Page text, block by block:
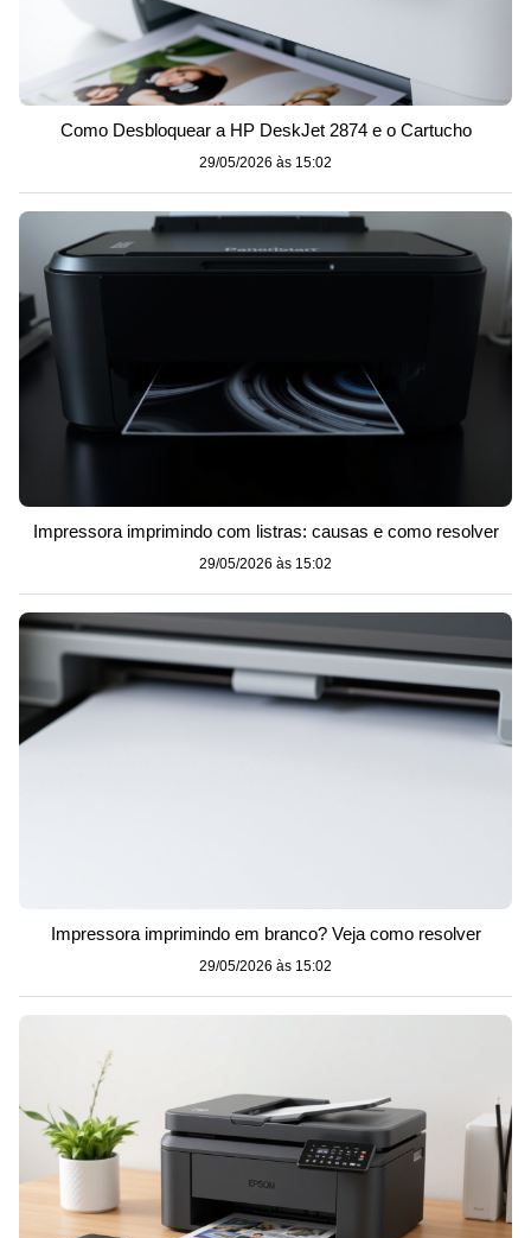
Como Desbloquear a HP DeskJet 2874 e o Cartucho
29/05/2026 às 15:02
Impressora imprimindo com listras: causas e como resolver
29/05/2026 às 15:02
Impressora imprimindo em branco? Veja como resolver
29/05/2026 às 15:02